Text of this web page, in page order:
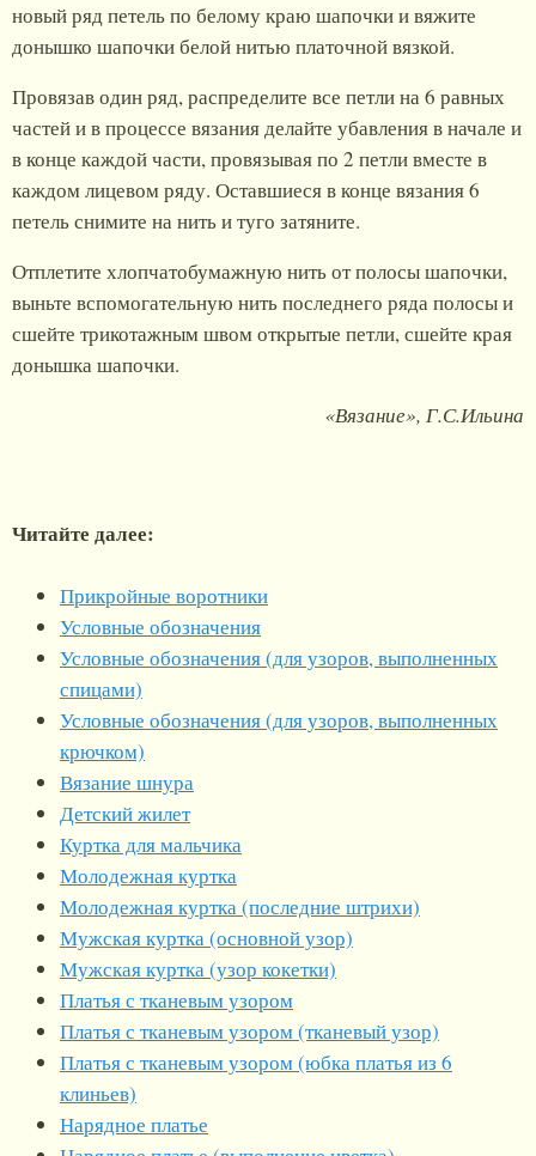
новый ряд петель по белому краю шапочки и вяжите
донышко шапочки белой нитью платочной вязкой.
Провязав один ряд, распределите все петли на 6 равных
частей и в процессе вязания делайте убавления в начале и
в конце каждой части, провязывая по 2 петли вместе в
каждом лицевом ряду. Оставшиеся в конце вязания 6
петель снимите на нить и туго затяните.
Отплетите хлопчатобумажную нить от полосы шапочки,
выньте вспомогательную нить последнего ряда полосы и
сшейте трикотажным швом открытые петли, сшейте края
донышка шапочки.
«Вязание», Г.С.Ильина
Читайте далее:
Прикройные воротники
Условные обозначения
Условные обозначения (для узоров, выполненных
спицами)
Условные обозначения (для узоров, выполненных
крючком)
Вязание шнура
Детский жилет
Куртка для мальчика
Молодежная куртка
Молодежная куртка (последние штрихи)
Мужская куртка (основной узор)
Мужская куртка (узор кокетки)
Платья с тканевым узором
Платья с тканевым узором (тканевый узор)
Платья с тканевым узором (юбка платья из 6
клиньев)
Нарядное платье